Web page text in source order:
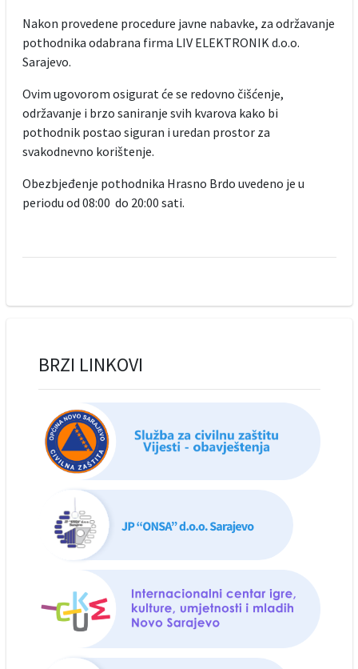
Nakon provedene procedure javne nabavke, za održavanje
pothodnika odabrana firma LIV ELEKTRONIK d.o.o.
Sarajevo.
Ovim ugovorom osigurat će se redovno čišćenje,
održavanje i brzo saniranje svih kvarova kako bi
pothodnik postao siguran i uredan prostor za
svakodnevno korištenje.
Obezbjeđenje pothodnika Hrasno Brdo uvedeno je u
periodu od 08:00 do 20:00 sati.
BRZI LINKOVI